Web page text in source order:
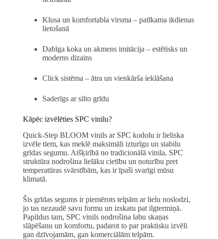
Klusa un komfortabla virsma – patīkama ikdienas
lietošanā
Dabīga koka un akmens imitācija – estētisks un
moderns dizains
Click sistēma – ātra un vienkārša ieklāšana
Saderīgs ar silto grīdu
Kāpēc izvēlēties SPC vinilu?
Quick-Step BLOOM vinils ar SPC kodolu ir lieliska
izvēle tiem, kas meklē maksimāli izturīgu un stabilu
grīdas segumu. Atšķirībā no tradicionālā vinila, SPC
struktūra nodrošina lielāku cietību un noturību pret
temperatūras svārstībām, kas ir īpaši svarīgi mūsu
klimatā.
Šis grīdas segums ir piemērots telpām ar lielu noslodzi,
jo tas nezaudē savu formu un izskatu pat ilgtermiņā.
Papildus tam, SPC vinils nodrošina labu skaņas
slāpēšanu un komfortu, padarot to par praktisku izvēli
gan dzīvojamām, gan komerciālām telpām.